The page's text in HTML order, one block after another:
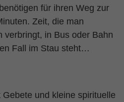
für ihren Weg zur
Zeit, die man
verbringt, in Bus oder Bahn
Fall im Stau steht…
und kleine spirituelle